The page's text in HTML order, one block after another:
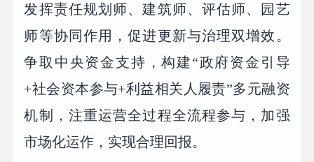
发挥责任规划师、建筑师、评估师、园艺
师等协同作用，促进更新与治理双增效。
争取中央资金支持，构建“政府资金引导
+社会资本参与+利益相关人履责”多元融资
机制，注重运营全过程全流程参与，加强
市场化运作，实现合理回报。